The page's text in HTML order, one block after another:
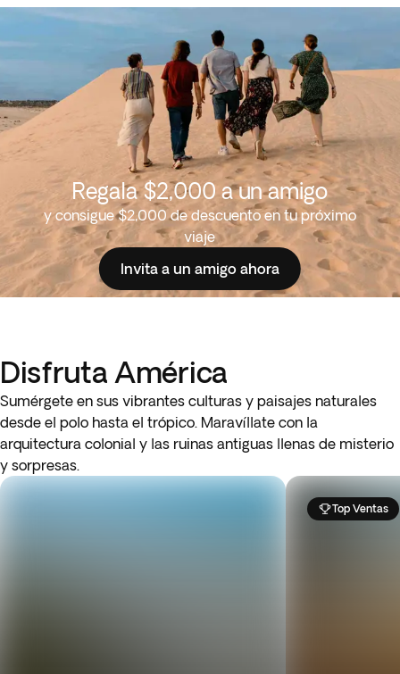
Regala $2,000 a un amigo
y consigue $2,000 de descuento en tu próximo
viaje
Invita a un amigo ahora
Disfruta América
Sumérgete en sus vibrantes culturas y paisajes naturales
desde el polo hasta el trópico. Maravíllate con la
arquitectura colonial y las ruinas antiguas llenas de misterio
y sorpresas.
Top Ventas